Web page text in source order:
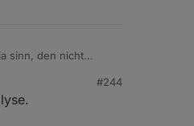
sinn, den nicht
für so ein event die
#244